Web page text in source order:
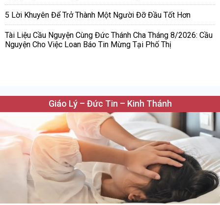
5 Lời Khuyên Để Trở Thành Một Người Đỡ Đầu Tốt Hơn
Tài Liệu Cầu Nguyện Cùng Đức Thánh Cha Tháng 8/2026: Cầu
Nguyện Cho Việc Loan Báo Tin Mừng Tại Phố Thị
Giáo Lý – Đức Tin – Kinh Thánh